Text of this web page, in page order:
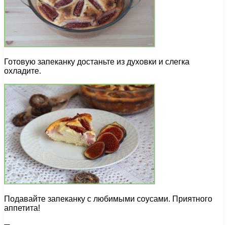
Готовую запеканку достаньте из духовки и слегка
охладите.
Подавайте запеканку с любимыми соусами. Приятного
аппетита!